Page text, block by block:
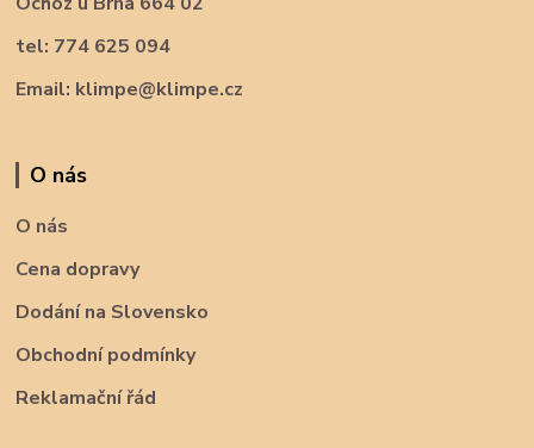
tel: 774 625 094
Email: klimpe@klimpe.cz
O nás
O nás
Cena dopravy
Dodání na Slovensko
Obchodní podmínky
Reklamační řád